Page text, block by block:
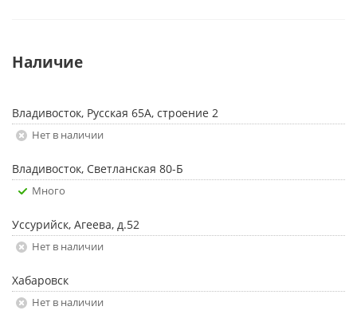
Наличие
Владивосток, Русская 65А, строение 2
Нет в наличии
Владивосток, Светланская 80-Б
Много
Уссурийск, Агеева, д.52
Нет в наличии
Хабаровск
Нет в наличии